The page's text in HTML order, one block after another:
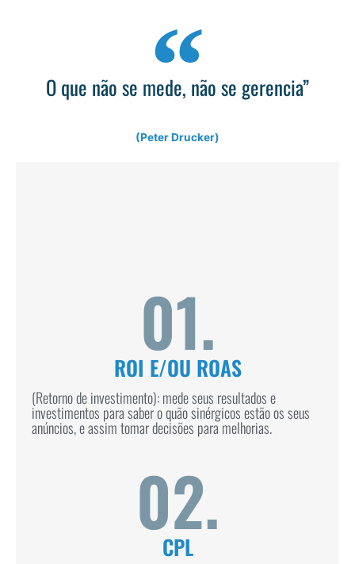
O que não se mede, não se gerencia”
(Peter Drucker)
01.
ROI E/OU ROAS
(Retorno de investimento): mede seus resultados e
investimentos para saber o quão sinérgicos estão os seus
anúncios, e assim tomar decisões para melhorias.
02.
CPL